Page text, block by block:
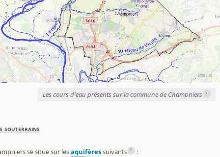
Les cours d'eau présents sur la commune de Champniers i
souterrains
se situe sur lesaquifèressuivants i :